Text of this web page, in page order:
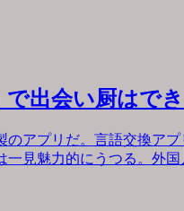
出会い厨はで
アプリだ。言語交換ア
見魅力的にうつる。外